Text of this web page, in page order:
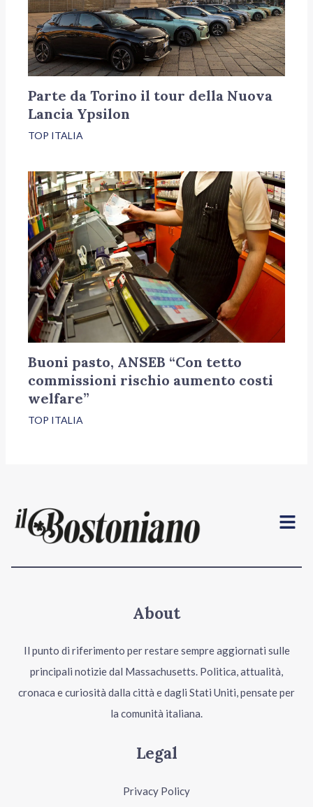
Parte da Torino il tour della Nuova
Lancia Ypsilon
TOP ITALIA
Buoni pasto, ANSEB “Con tetto
commissioni rischio aumento costi
welfare”
TOP ITALIA
Menu
About
Il punto di riferimento per restare sempre aggiornati sulle
principali notizie dal Massachusetts. Politica, attualità,
cronaca e curiosità dalla città e dagli Stati Uniti, pensate per
la comunità italiana.
Legal
Privacy Policy